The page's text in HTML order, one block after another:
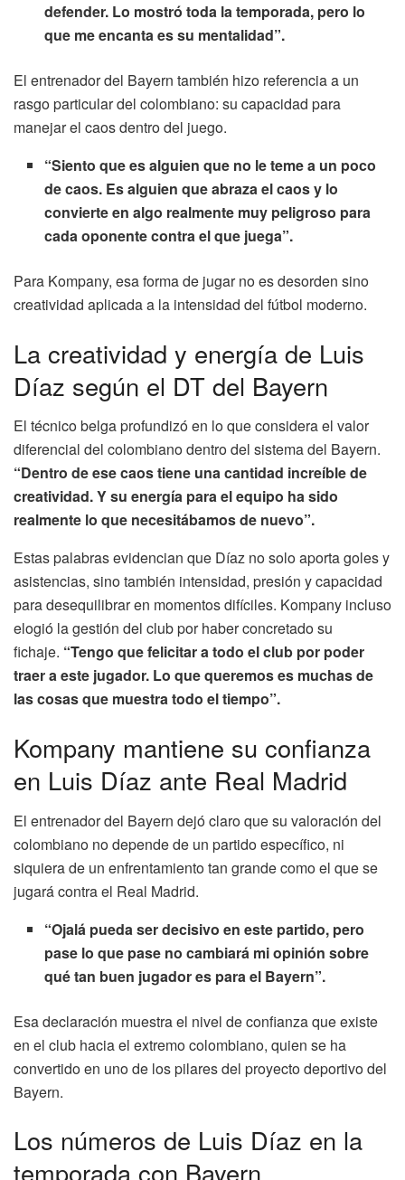
defender. Lo mostró toda la temporada, pero lo
que me encanta es su mentalidad”.
El entrenador del Bayern también hizo referencia a un
rasgo particular del colombiano: su capacidad para
manejar el caos dentro del juego.
“Siento que es alguien que no le teme a un poco
de caos. Es alguien que abraza el caos y lo
convierte en algo realmente muy peligroso para
cada oponente contra el que juega”.
Para Kompany, esa forma de jugar no es desorden sino
creatividad aplicada a la intensidad del fútbol moderno.
La creatividad y energía de Luis
Díaz según el DT del Bayern
El técnico belga profundizó en lo que considera el valor
diferencial del colombiano dentro del sistema del Bayern.
“Dentro de ese caos tiene una cantidad increíble de
creatividad. Y su energía para el equipo ha sido
realmente lo que necesitábamos de nuevo”.
Estas palabras evidencian que Díaz no solo aporta goles y
asistencias, sino también intensidad, presión y capacidad
para desequilibrar en momentos difíciles. Kompany incluso
elogió la gestión del club por haber concretado su
fichaje. “Tengo que felicitar a todo el club por poder
traer a este jugador. Lo que queremos es muchas de
las cosas que muestra todo el tiempo”.
Kompany mantiene su confianza
en Luis Díaz ante Real Madrid
El entrenador del Bayern dejó claro que su valoración del
colombiano no depende de un partido específico, ni
siquiera de un enfrentamiento tan grande como el que se
jugará contra el Real Madrid.
“Ojalá pueda ser decisivo en este partido, pero
pase lo que pase no cambiará mi opinión sobre
qué tan buen jugador es para el Bayern”.
Esa declaración muestra el nivel de confianza que existe
en el club hacia el extremo colombiano, quien se ha
convertido en uno de los pilares del proyecto deportivo del
Bayern.
Los números de Luis Díaz en la
temporada con Bayern